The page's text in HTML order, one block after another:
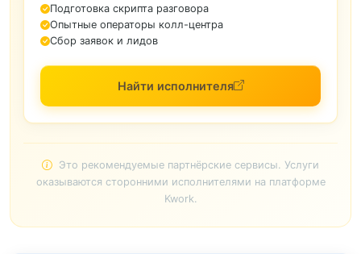
Подготовка скрипта разговора
Опытные операторы колл-центра
Сбор заявок и лидов
Найти исполнителя
Это рекомендуемые партнёрские сервисы. Услуги
оказываются сторонними исполнителями на платформе
Kwork.